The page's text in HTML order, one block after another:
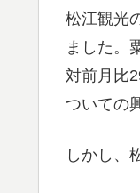
松江観光
ました。
対前月比
ついての
しかし、